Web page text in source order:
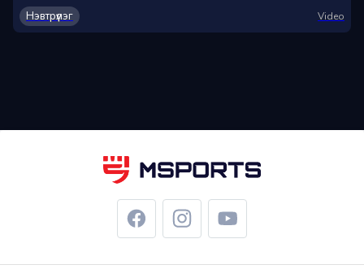
Нэвтрүүлэг Video